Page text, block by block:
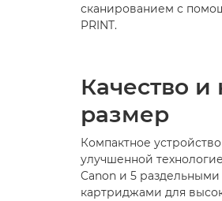
сканированием с
PRINT.
Качество
размер
Компактное
улучшенной
Canon и 5
картриджами для